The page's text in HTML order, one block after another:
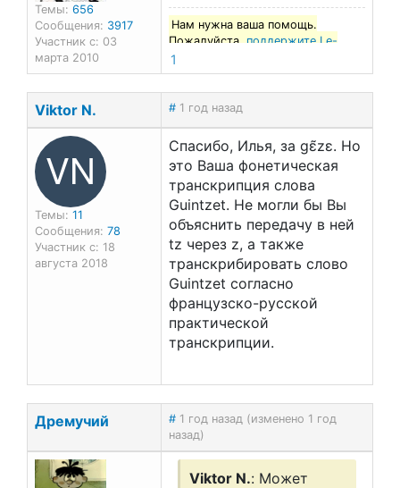
Темы: 656
Сообщения: 3917
Участник с: 03
марта 2010
Нам нужна ваша помощь.
Пожалуйста,поддержите Le-
francais.ru
1
Viktor N. # 1 год назад
VN
Темы: 11
Сообщения: 78
Участник с: 18
августа 2018
Спасибо, Илья, за gɛ̃zɛ. Но
это Ваша фонетическая
транскрипция слова
Guintzet. Не могли бы Вы
объяснить передачу в ней
tz через z, а также
транскрибировать слово
Guintzet согласно
французско-русской
практической
транскрипции.
Дремучий # 1 год назад (изменено 1 год
назад)
Viktor N.: Может